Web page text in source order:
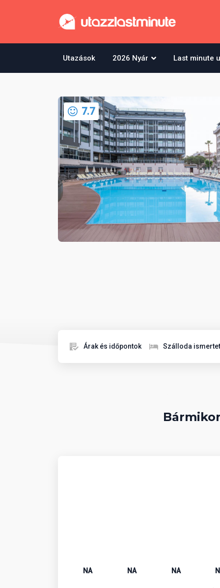
Utazások 2026 Nyár Last minute
7.7
Árak és időpontok Szálloda
NA NA NA